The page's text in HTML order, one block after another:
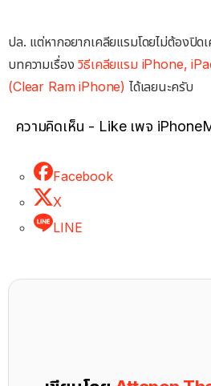
ปล. แต่หากอยากเคลียแรมโดยไม่ต้องปิด
บทความเรื่องวิธีเคลียแรม iPhone,
(Clear Ram iPhone) ได้เลยนะครับ
ความคิดเห็น - Like เพจ
Facebook
X
LINE